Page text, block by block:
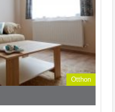
Otthon